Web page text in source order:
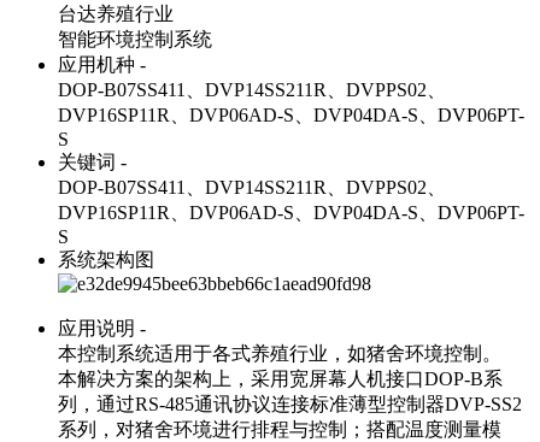
台达养殖行业
智能环境控制系统
应用机种 -
DOP-B07SS411、DVP14SS211R、DVPPS02、
DVP16SP11R、DVP06AD-S、DVP04DA-S、DVP06PT-
S
关键词 -
DOP-B07SS411、DVP14SS211R、DVPPS02、
DVP16SP11R、DVP06AD-S、DVP04DA-S、DVP06PT-
S
系统架构图
应用说明 -
本控制系统适用于各式养殖行业，如猪舍环境控制。
本解决方案的架构上，采用宽屏幕人机接口DOP-B系
列，通过RS-485通讯协议连接标准薄型控制器DVP-SS2
系列，对猪舍环境进行排程与控制；搭配温度测量模